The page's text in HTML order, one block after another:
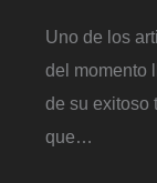
Uno de los
del momento
de su exitoso
que…